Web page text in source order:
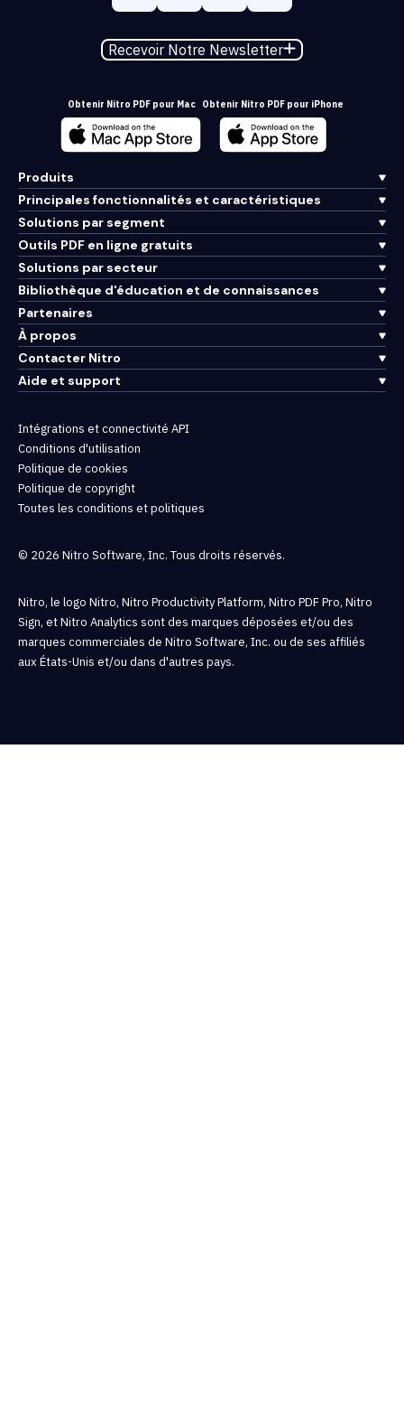
Recevoir Notre Newsletter
Obtenir Nitro PDF pour Mac Obtenir Nitro PDF pour iPhone
Produits
Principales fonctionnalités et caractéristiques
Solutions par segment
Outils PDF en ligne gratuits
Solutions par secteur
Bibliothèque d'éducation et de connaissances
Partenaires
À propos
Contacter Nitro
Aide et support
Intégrations et connectivité API
Conditions d'utilisation
Politique de cookies
Politique de copyright
Toutes les conditions et politiques
© 2026 Nitro Software, Inc. Tous droits réservés.
Nitro, le logo Nitro, Nitro Productivity Platform, Nitro PDF Pro, Nitro
Sign, et Nitro Analytics sont des marques déposées et/ou des
marques commerciales de Nitro Software, Inc. ou de ses affiliés
aux États-Unis et/ou dans d'autres pays.